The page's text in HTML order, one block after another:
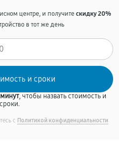
центре, и получитескидку 20%
в тот же день
, чтобы назвать стоимость и
сроки.
с Политикой конфиденциальности